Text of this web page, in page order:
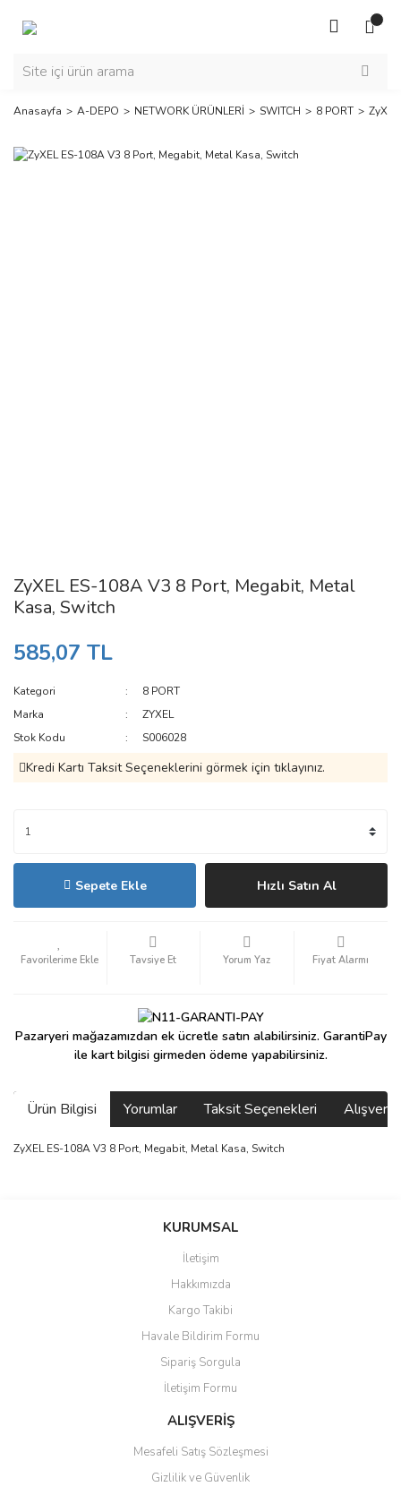
Anasayfa A-DEPO NETWORK ÜRÜNLERİ SWITCH 8 PORT
ZyXEL ES-108A V3 8 Port, Megabit, Metal
Kasa, Switch
585,07 TL
Kategori
8 PORT
Marka
ZYXEL
Stok Kodu
S006028
Kredi Kartı Taksit Seçeneklerini görmek için tıklayınız.
Sepete Ekle Hızlı Satın Al
Tavsiye Et Yorum Yaz Fiyat Alarmı
Pazaryeri mağazamızdan ek ücretle satın alabilirsiniz. GarantiPay
ile kart bilgisi girmeden ödeme yapabilirsiniz.
Ürün Bilgisi Yorumlar Taksit Seçenekleri
ZyXEL ES-108A V3 8 Port, Megabit, Metal Kasa, Switch
Bu ürüne ilk yorumu siz yapın!
güzel paketlenmiş ama yanında
ile 24 izlenmektedir diye küçük
bir tabela olsa daha hoş
hızlı güvenli bir alışveriş oldu
Yalçın Kaya | 20/06/2026
KURUMSAL
İletişim
Hakkımızda
Kargo Takibi
Havale Bildirim Formu
Sipariş Sorgula
İletişim Formu
ALIŞVERİŞ
Mesafeli Satış Sözleşmesi
Gizlilik ve Güvenlik